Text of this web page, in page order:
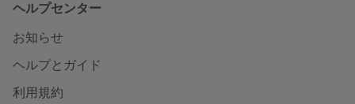
ヘルプセンター
お知らせ
ヘルプとガイド
利用規約